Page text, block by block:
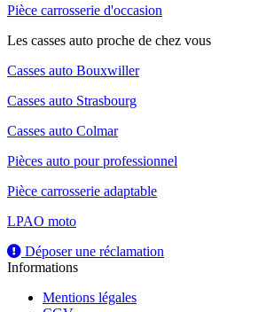
Pièce carrosserie d'occasion
Les casses auto proche de chez vous
Casses auto Bouxwiller
Casses auto Strasbourg
Casses auto Colmar
Pièces auto pour professionnel
Pièce carrosserie adaptable
LPAO moto
Déposer une réclamation
Informations
Mentions légales